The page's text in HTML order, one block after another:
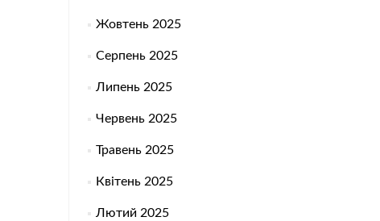
Жовтень 2025
Серпень 2025
Липень 2025
Червень 2025
Травень 2025
Квітень 2025
Лютий 2025